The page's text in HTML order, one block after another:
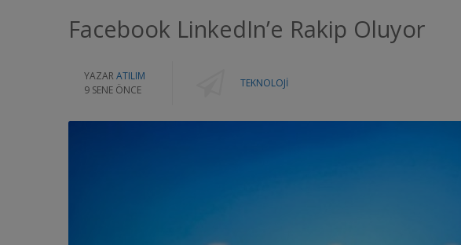
Facebook LinkedIn’e Rakip Oluyor
YAZAR ATILIM
9 SENE ÖNCE
TEKNOLOJI